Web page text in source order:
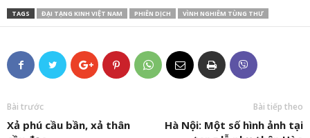
TAGS ĐẠI TẠNG KINH VIỆT NAM PHIÊN DỊCH VÌNH NGHIÊM TÙNG THƯ
Bài trước
Xả phú cầu bần, xả thân
Bài tiếp theo
Hà Nội: Một số hình ảnh tại